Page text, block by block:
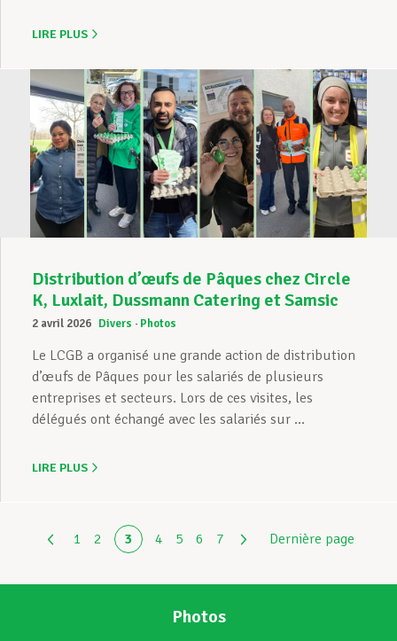
LIRE PLUS
Distribution d’œufs de Pâques chez Circle
K, Luxlait, Dussmann Catering et Samsic
2 avril 2026 Divers Photos
Le LCGB a organisé une grande action de distribution
d’œufs de Pâques pour les salariés de plusieurs
entreprises et secteurs. Lors de ces visites, les
délégués ont échangé avec les salariés sur ...
LIRE PLUS
1 2 3 4 5 6 7 Dernière page
Photos